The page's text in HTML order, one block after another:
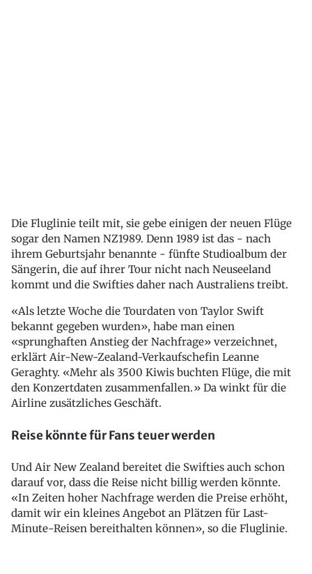
Die Fluglinie teilt mit, sie gebe einigen der neuen Flüge
sogar den Namen NZ1989. Denn 1989 ist das - nach
ihrem Geburtsjahr benannte - fünfte Studioalbum der
Sängerin, die auf ihrer Tour nicht nach Neuseeland
kommt und die Swifties daher nach Australiens treibt.
«Als letzte Woche die Tourdaten von Taylor Swift
bekannt gegeben wurden», habe man einen
«sprunghaften Anstieg der Nachfrage» verzeichnet,
erklärt Air-New-Zealand-Verkaufschefin Leanne
Geraghty. «Mehr als 3500 Kiwis buchten Flüge, die mit
den Konzertdaten zusammenfallen.» Da winkt für die
Airline zusätzliches Geschäft.
Reise könnte für Fans teuer werden
Und Air New Zealand bereitet die Swifties auch schon
darauf vor, dass die Reise nicht billig werden könnte.
«In Zeiten hoher Nachfrage werden die Preise erhöht,
damit wir ein kleines Angebot an Plätzen für Last-
Minute-Reisen bereithalten können», so die Fluglinie.